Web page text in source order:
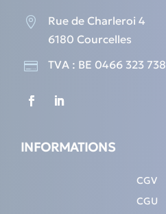

Rue de Charleroi 4
6180 Courcelles

TVA : BE 0466 323 738
INFORMATIONS
CGV
CGU